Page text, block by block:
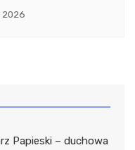
2026
Papieski – duchowa